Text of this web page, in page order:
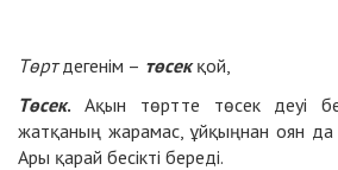
Төртдегенім – төсекқой,
Төсек. Ақын төртте төсек деуі
жатқаның жарамас, ұйқыңнан оян да
Ары қарай бесікті береді.